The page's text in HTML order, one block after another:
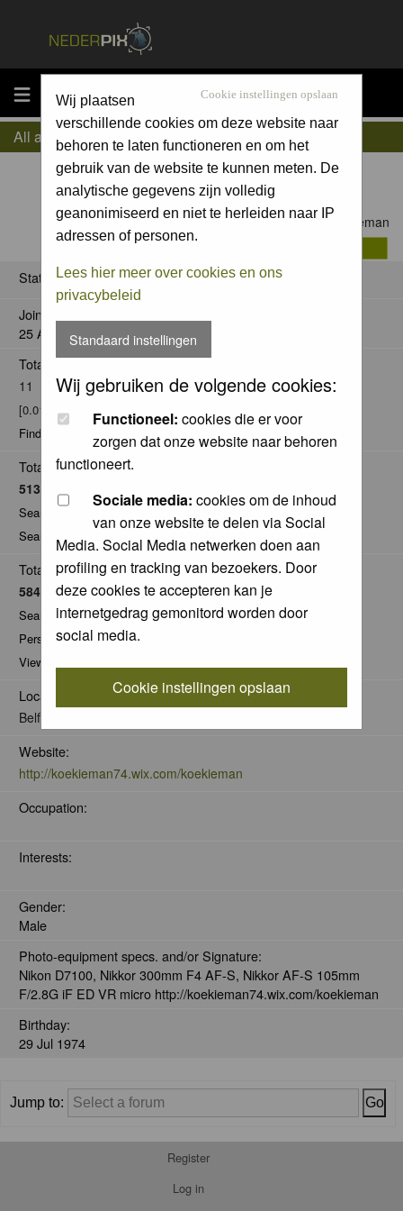
MENU Cookie instellingen opslaan
Wij plaatsen
verschillende cookies om deze website naar
behoren te laten functioneren en om het
gebruik van de website te kunnen meten. De
analytische gegevens zijn volledig
geanonimiseerd en niet te herleiden naar IP
adressen of personen.
Lees hier meer over cookies en ons
privacybeleid
Standaard instellingen
Wij gebruiken de volgende cookies:
Functioneel: cookies die er voor
zorgen dat onze website naar behoren
functioneert.
Sociale media: cookies om de inhoud
van onze website te delen via Social
Media. Social Media netwerken doen aan
profiling en tracking van bezoekers. Door
deze cookies te accepteren kan je
internetgedrag gemonitord worden door
social media.
Cookie instellingen opslaan
All about koekieman
Contact koekieman
Status
Joined:
25 Aug 2014
Total posts:
11
[0.01% of total / 0.00 posts per day]
Find all posts by koekieman
Total Comments:
5130
Search for comments by this user
Search for all nominations given by this user
Total Pics:
584
Search for pics made by koekieman
Personal Gallery of koekieman
View comments on pics of koekieman
Location:
Belfeld
Website:
http://koekieman74.wix.com/koekieman
Occupation:
Interests:
Gender:
Male
Photo-equipment specs. and/or Signature:
Nikon D7100, Nikkor 300mm F4 AF-S, Nikkor AF-S 105mm
F/2.8G iF ED VR micro http://koekieman74.wix.com/koekieman
Birthday:
29 Jul 1974
Jump to:
Register
Log in